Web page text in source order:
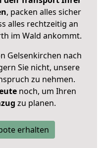
, packen alles sicher
alles rechtzeitig an
im Wald ankommt.
Gelsenkirchen nach
Sie nicht, unsere
zu nehmen.
noch, um Ihren
zu planen.
erhalten